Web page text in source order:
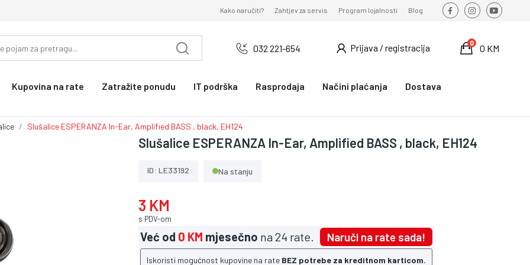
Kako naručiti? Zahtjev za servis Program lojalnosti Blog
032 221-654 Prijava / registracija 0 KM
0
Kupovina na rate Zatražite ponudu IT podrška Rasprodaja Načini plaćanja Dostava
Slušalice ESPERANZA In-Ear, Amplified BASS , black, EH124
Slušalice ESPERANZA In-Ear, Amplified BASS , black, EH124
ID: LE33192 Na stanju
3 KM
s PDV-om
Već od 0 KM mjesečno na 24 rate. Naruči na rate sada!
Iskoristi mogućnost kupovine na rate BEZ potrebe za kreditnom karticom.